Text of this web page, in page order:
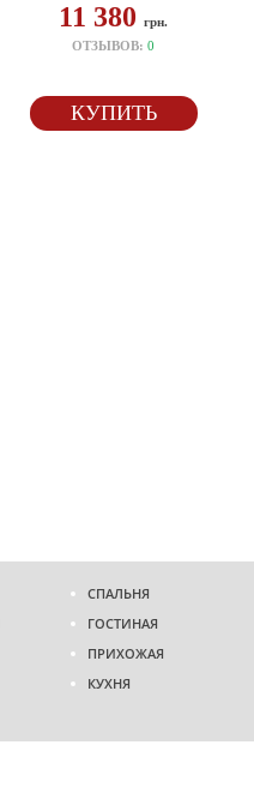
11 380грн.
ОТЗЫВОВ:0
КУПИТЬ
СПАЛЬНЯ
ГОСТИНАЯ
ПРИХОЖАЯ
КУХНЯ